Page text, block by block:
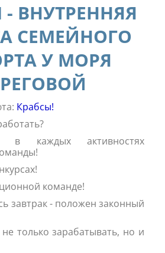
ВНУТРЕННЯЯ
СЕМЕЙНОГО
У МОРЯ
Крабсы!
в каждых активностях
команде!
завтрак - положен законный
только зарабатывать, но и